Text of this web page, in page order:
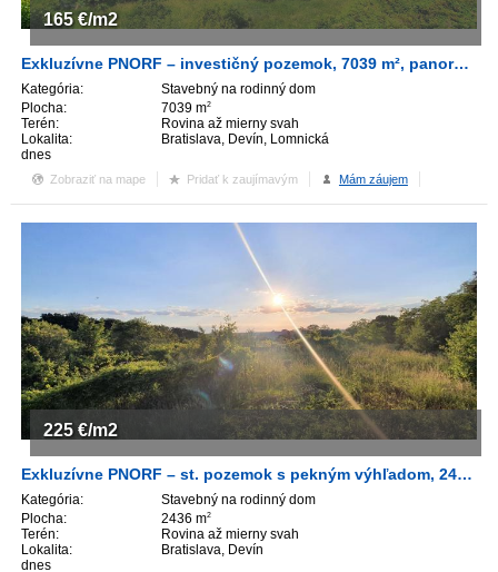
REKLAMA
PARTNERI
OBCHODNÉ PODMIENKY
PRIPOMIENKY
Exkluzívne PNORF – investičný pozemok, 7039 m², panoramatický výhľad, Devín
Kategória:
Stavebný na rodinný dom
Plocha:
7039 m2
Terén:
Rovina až mierny svah
Lokalita:
Bratislava, Devín, Lomnická
dnes
165 €/m2
Zobraziť na mape Pridať k zaujímavým Mám záujem
Exkluzívne PNORF – st. pozemok s pekným výhľadom, 2436 m², Dolnokorunská ul. - Devín
Kategória:
Stavebný na rodinný dom
Plocha:
2436 m2
Terén:
Rovina až mierny svah
Lokalita:
Bratislava, Devín
dnes
225 €/m2